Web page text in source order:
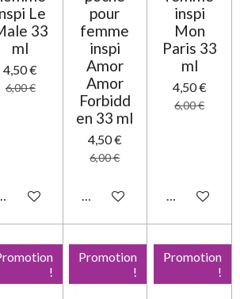
Le
33
ml
4,50 €
6,00 €
Ajouter au panier
pour
femme
inspi
Amor
Amor
Forbidd
en 33 ml
4,50 €
6,00 €
Ajouter au panier
inspi
Mon
Paris 33
ml
4,50 €
6,00 €
Ajouter au
!
Promotion
!
Promotion
!